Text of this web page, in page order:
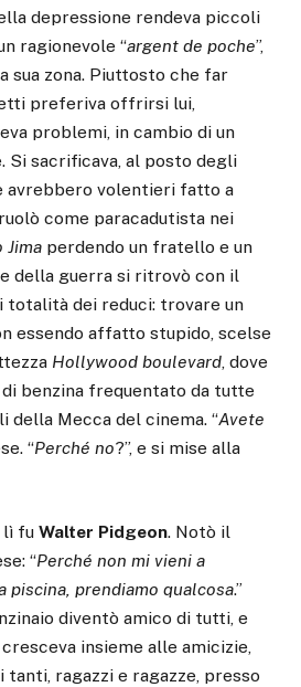
depressione rendeva piccoli
ragionevole “argent de poche”,
sua zona. Piuttosto che far
preferiva offrirsi lui,
problemi, in cambio di un
Si sacrificava, al posto degli
avrebbero volentieri fatto a
come paracadutista nei
Jima perdendo un fratello e un
della guerra si ritrovò con il
totalità dei reduci: trovare un
essendo affatto stupido, scelse
Hollywood boulevard, dove
benzina frequentato da tutte
della Mecca del cinema. “Avete
“Perché no?”, e si mise alla
lì fu Walter Pidgeon. Notò il
“Perché non mi vieni a
piscina, prendiamo qualcosa.”
diventò amico di tutti, e
insieme alle amicizie,
ragazzi e ragazze, presso